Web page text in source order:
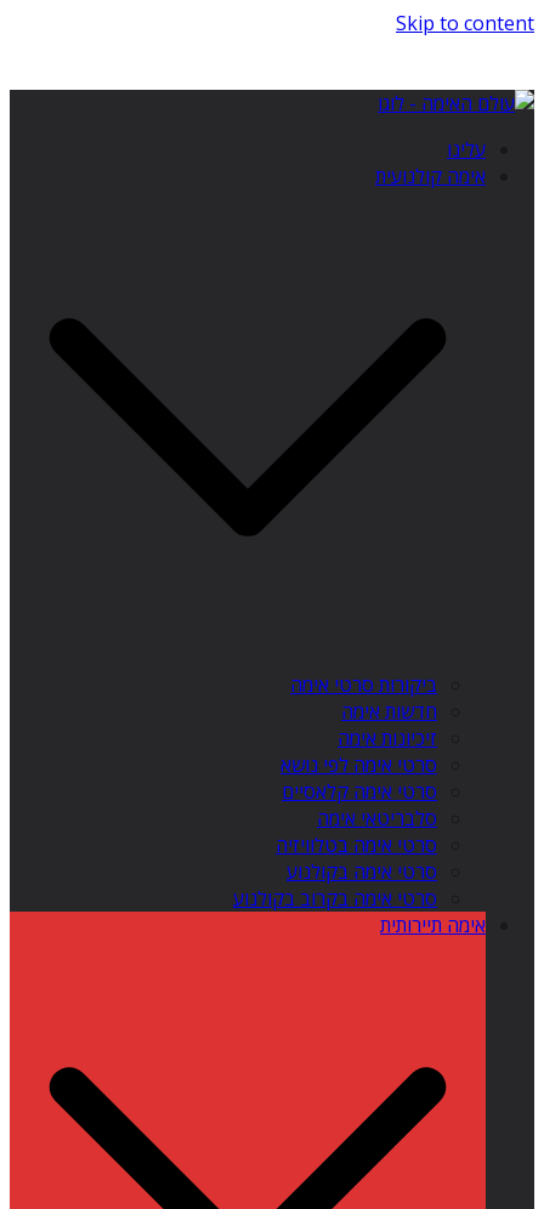
Skip to content
עלינו
אימה קולנועית
ביקורות סרטי אימה
חדשות אימה
זיכיונות אימה
סרטי אימה לפי נושא
סרטי אימה קלאסיים
סלבריטאי אימה
סרטי אימה בטלוויזיה
סרטי אימה בקולנוע
סרטי אימה בקרוב בקולנוע
אימה תיירותית